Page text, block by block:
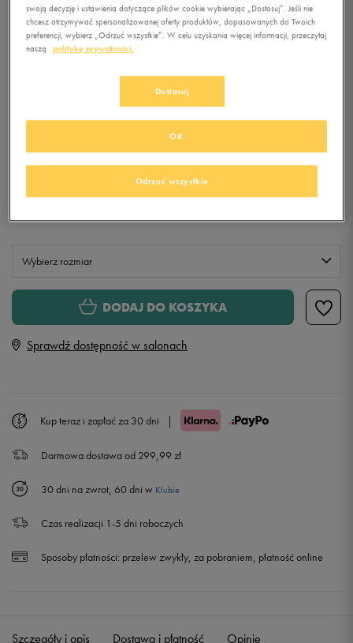
0.0 (0)
(cena bezpośrednio przed promocją)
-10%(najniższa cena z 30 dni przed obniżką)
80,99zł z Vat
KLUBIE 50 STYLE
Wybierz rozmiar
S
DODAJ DO KOSZYKA
Sprawdź dostępność w salonach
Kup teraz i zapłać za 30 dni |
Darmowa dostawa od 299,99 zł
30 dni na zwrot, 60 dni w Klubie
Czas realizacji 1-5 dni roboczych
Sposoby płatności: przelew zwykły, za pobraniem, płatność online
Szczegóły i opis Dostawa i płatność Opinie
swoją decyzję i ustawienia dotyczące plików cookie wybierając „Dostosuj”. Jeśli nie
chcesz otrzymywać spersonalizowanej oferty produktów, dopasowanych do Twoich
preferencji, wybierz „Odrzuć wszystkie”. W celu uzyskania więcej informacji, przeczytaj
naszą
politykę prywatności.
Dostosuj
Odrzuć wszystkie
OK